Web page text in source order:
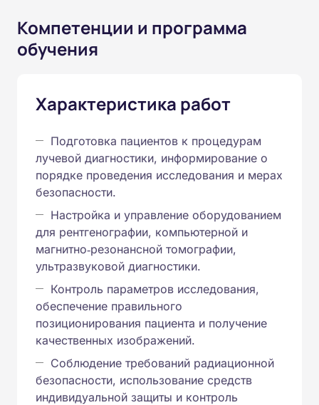
Компетенции и программа
обучения
Характеристика работ
Подготовка пациентов к процедурам
лучевой диагностики, информирование о
порядке проведения исследования и мерах
безопасности.
Настройка и управление оборудованием
для рентгенографии, компьютерной и
магнитно‑резонансной томографии,
ультразвуковой диагностики.
Контроль параметров исследования,
обеспечение правильного
позиционирования пациента и получение
качественных изображений.
Соблюдение требований радиационной
безопасности, использование средств
индивидуальной защиты и контроль